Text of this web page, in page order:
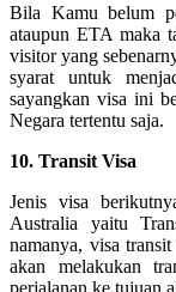
Bila Kamu belum
ataupun ETA maka
visitor yang
syarat untuk
sayangkan visa ini
Negara tertentu saja.
10. Transit Visa
Jenis visa
Australia yaitu
namanya, visa
akan melakukan
perjalanan ke tujuan